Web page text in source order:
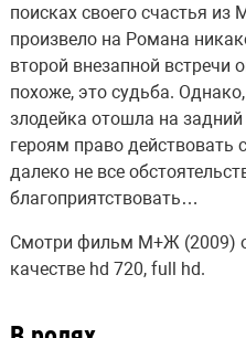
поисках своего счастья из
произвело на Романа
второй внезапной встречи
похоже, это судьба.
злодейка отошла на
героям право действовать
далеко не все
благоприятствовать…
Смотри фильм М+Ж (2009)
качестве hd 720, full hd.